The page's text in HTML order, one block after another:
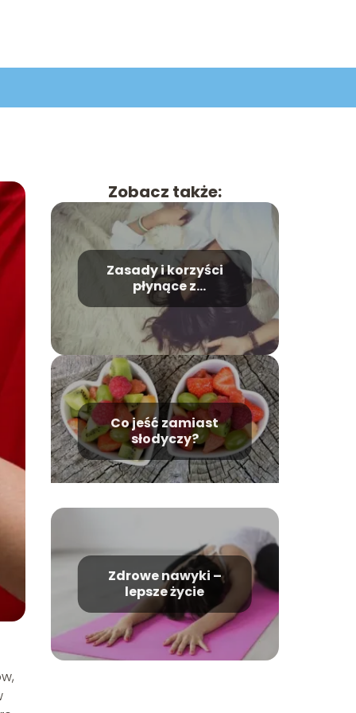
Zobacz także:
Zasady i korzyści
płynące z
odpoczynku biernego
i czynnego
Co jeść zamiast
słodyczy?
Zdrowe nawyki –
lepsze życie